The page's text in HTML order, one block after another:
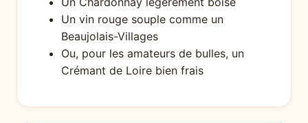
Un vin rouge souple comme un
Beaujolais-Villages
Ou, pour les amateurs de bulles, un
Crémant de Loire bien frais